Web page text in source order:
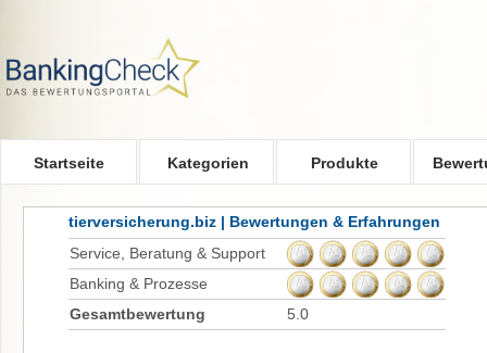
Startseite Kategorien Produkte
tierversicherung.biz | Bewertungen & Erfahrungen
Service, Beratung & Support
Banking & Prozesse
Gesamtbewertung
5.0